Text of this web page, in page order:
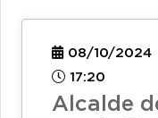
08/10/2024
17:20
Alcalde